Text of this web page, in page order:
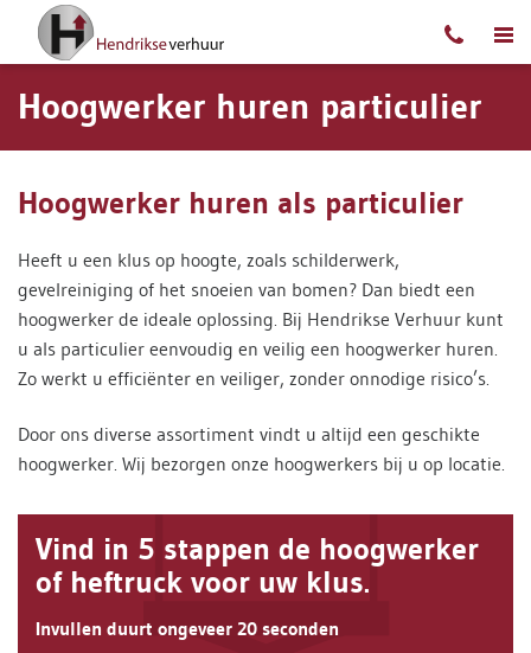
Ga naar content
Hoogwerker huren particulier
Hoogwerker huren als particulier
Heeft u een klus op hoogte, zoals schilderwerk,
gevelreiniging of het snoeien van bomen? Dan biedt een
hoogwerker de ideale oplossing. Bij Hendrikse Verhuur kunt
u als particulier eenvoudig en veilig een hoogwerker huren.
Zo werkt u efficiënter en veiliger, zonder onnodige risico’s.
Door ons diverse assortiment vindt u altijd een geschikte
hoogwerker. Wij bezorgen onze hoogwerkers bij u op locatie.
Vind in 5 stappen de hoogwerker
of heftruck voor uw klus.
Invullen duurt ongeveer 20 seconden